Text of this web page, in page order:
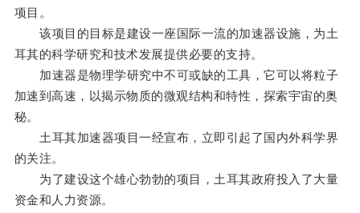
项目。
该项目的目标是建设一座国际一流的加速器设施，为土
耳其的科学研究和技术发展提供必要的支持。
加速器是物理学研究中不可或缺的工具，它可以将粒子
加速到高速，以揭示物质的微观结构和特性，探索宇宙的奥
秘。
土耳其加速器项目一经宣布，立即引起了国内外科学界
的关注。
为了建设这个雄心勃勃的项目，土耳其政府投入了大量
资金和人力资源。